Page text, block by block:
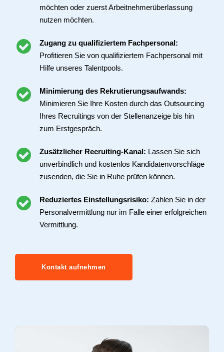
möchten oder zuerst Arbeitnehmerüberlassung
nutzen möchten.
Zugang zu qualifiziertem Fachpersonal:
Profitieren Sie von qualifiziertem Fachpersonal mit
Hilfe unseres Talentpools.
Minimierung des Rekrutierungsaufwands:
Minimieren Sie Ihre Kosten durch das Outsourcing
Ihres Recruitings von der Stellenanzeige bis hin
zum Erstgespräch.
Zusätzlicher Recruiting-Kanal: Lassen Sie sich
unverbindlich und kostenlos Kandidatenvorschläge
zusenden, die Sie in Ruhe prüfen können.
Reduziertes Einstellungsrisiko: Zahlen Sie in der
Personalvermittlung nur im Falle einer erfolgreichen
Vermittlung.
Kontakt aufnehmen